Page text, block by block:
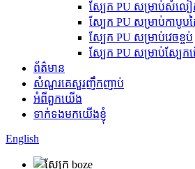
ស្បែក PU សម្រាប់សំលៀ
ស្បែក PU សម្រាប់កាបូប
ស្បែក PU សម្រាប់វេចខ្ចប់
ស្បែក PU សម្រាប់ស្បែក
ព័ត៌មាន
សំណួរគេសួរញឹកញាប់
អំពីពួកយើង
ទាក់ទងមកយើងខ្ញុំ
English